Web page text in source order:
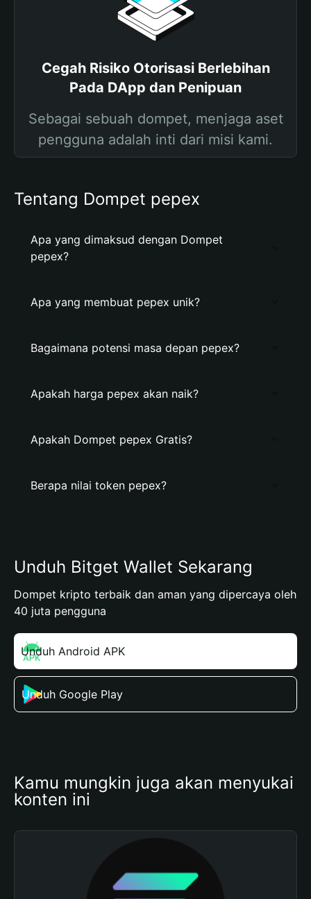
Cegah Risiko Otorisasi Berlebihan
Pada DApp dan Penipuan
Sebagai sebuah dompet, menjaga aset
pengguna adalah inti dari misi kami.
Tentang Dompet pepex
Apa yang dimaksud dengan Dompet
pepex?
Apa yang membuat pepex unik?
Bagaimana potensi masa depan pepex?
Apakah harga pepex akan naik?
Apakah Dompet pepex Gratis?
Berapa nilai token pepex?
Unduh Bitget Wallet Sekarang
Dompet kripto terbaik dan aman yang dipercaya oleh
40 juta pengguna
Unduh Android APK
Unduh Google Play
Kamu mungkin juga akan menyukai
konten ini